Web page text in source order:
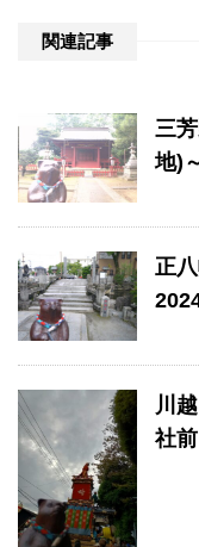
関連記事
三
地)
正
川
社